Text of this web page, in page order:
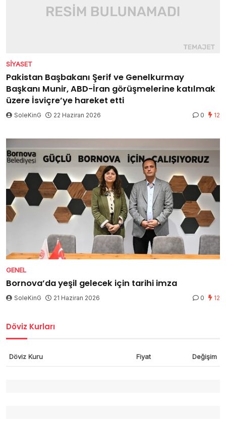
SIYASET
Pakistan Başbakanı Şerif ve Genelkurmay
Başkanı Munir, ABD-İran görüşmelerine katılmak
üzere İsviçre’ye hareket etti
SoleKinG 22 Haziran 2026 0 12
GENEL
Bornova’da yeşil gelecek için tarihi imza
SoleKinG 21 Haziran 2026 0 12
Döviz Kurları
Döviz Kuru Fiyat Değişim